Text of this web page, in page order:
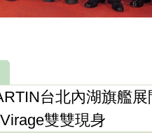
台北內湖旗艦
雙雙現身